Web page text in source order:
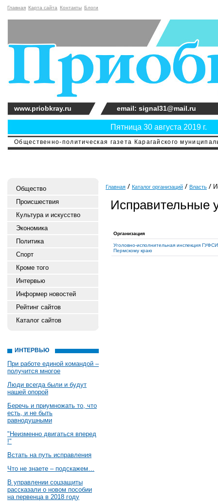
Главная Карта сайта Контакты Блоги
Общественно-политическая газета Карагайского
Пятница 30 августа 2019 г.
www.priobkray.ru email: signal31@mail.ru
Общество
Происшествия
Культура и искусство
Экономика
Политика
Спорт
Кроме того
Интервью
Информер новостей
Рейтинг сайтов
Каталог сайтов
ИНТЕРВЬЮ
При работе единой командой –
получится многое
Люди всегда были и будут
нашей опорой
Беречь и приумножать то, что
есть, и не быть
равнодушными
"Неизменно двигаться вперед
!"
Встать на путь исправления
Что не знаете – подскажем…
В управлении соцзащиты
рассказали о новом пособии
на первенца в 2018 году
Главная Каталог организаций Власть
Исправительные
Организация
Уголовно-исполнительная инспекция
Пермскому краю